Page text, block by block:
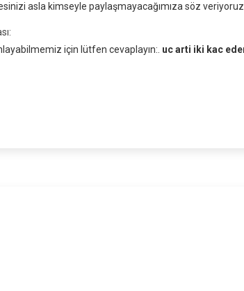
asla kimseyle paylaşmayacağımıza söz veriyoruz...
için lütfen cevaplayın:. uc arti iki kac